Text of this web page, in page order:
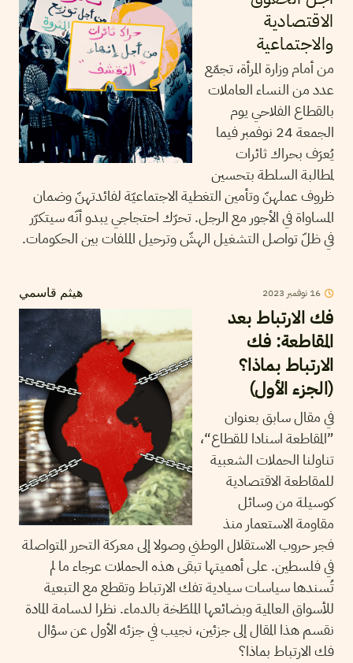
الاقتصادية
والاجتماعية
من أمام وزارة المرأة، تجمّع
عدد من النساء العاملات
بالقطاع الفلاحي يوم
الجمعة 24 نوفمبر فيما
يُعرَف بحراك ثائرات
لمطالبة السلطة بتحسين
ظروف عملهنّ وتأمين التغطية الاجتماعيّة لفائدتهنّ وضمان
المساواة في الأجور مع الرجل. تحرّك احتجاجي يبدو أنّه سيتكرّر
في ظلّ تواصل التشغيل الهشّ وترحيل الملفات بين الحكومات.
هيثم قاسمي 16 نوفمبر 2023
فك الارتباط بعد
المقاطعة: فك
الارتباط بماذا؟
(الجزء الأول)
في مقال سابق بعنوان
”المقاطعة اسنادا للقطاع“،
تناولنا الحملات الشعبية
للمقاطعة الاقتصادية
كوسيلة من وسائل
مقاومة الاستعمار منذ
فجر حروب الاستقلال الوطني وصولا إلى معركة التحرر المتواصلة
في فلسطين. على أهميتها تبقى هذه الحملات عرجاء ما لم
تُسندها سياسات سيادية تفك الارتباط وتقطع مع التبعية
للأسواق العالمية وبضائعها الملطّخة بالدماء. نظرا لدسامة المادة
نقسم هذا المقال إلى جزئين، نجيب في جزئه الأول عن سؤال
فك الارتباط بماذا؟